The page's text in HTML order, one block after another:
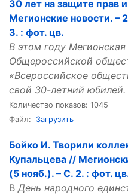
30 лет на защите прав
Мегионские новости. –
3. : фот. цв.
В этом году
Общероссийской
«Всероссийское
свой 30-летний юбилей.
Количество показов: 1045
Файл: Загрузить
Бойко И. Творили
Купальцева //
(5 нояб.). – С. 2. : фот.
В День народного